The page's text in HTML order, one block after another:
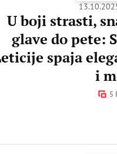
U boji strasti,
glave do pete:
spaja
i
5